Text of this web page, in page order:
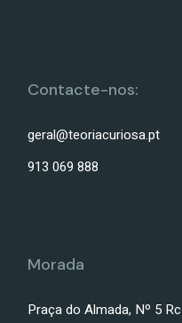
Contacte-nos:
geral@teoriacuriosa.pt
913 069 888
Morada
Praça do Almada, Nº 5 Rc